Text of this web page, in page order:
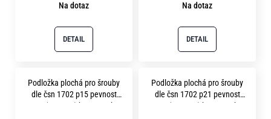
Na dotaz
DETAIL
Na dotaz
DETAIL
Podložka plochá pro šrouby
dle čsn 1702 p15 pevnost
10.9 ( 300HV ) bez povrchu
Podložka plochá pro šrouby
dle čsn 1702 p21 pevnost
10.9 ( 300HV ) bez povrchu